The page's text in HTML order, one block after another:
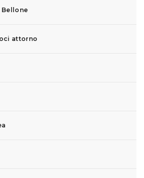
Bellone
attorno